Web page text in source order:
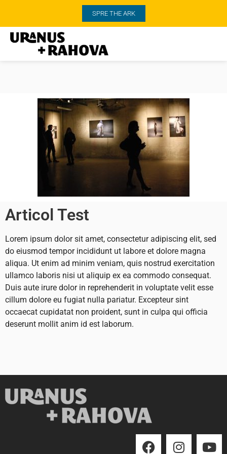
SPRE THE ARK
Articol Test
Lorem ipsum dolor sit amet, consectetur adipiscing elit, sed
do eiusmod tempor incididunt ut labore et dolore magna
aliqua. Ut enim ad minim veniam, quis nostrud exercitation
ullamco laboris nisi ut aliquip ex ea commodo consequat.
Duis aute irure dolor in reprehenderit in voluptate velit esse
cillum dolore eu fugiat nulla pariatur. Excepteur sint
occaecat cupidatat non proident, sunt in culpa qui officia
deserunt mollit anim id est laborum.